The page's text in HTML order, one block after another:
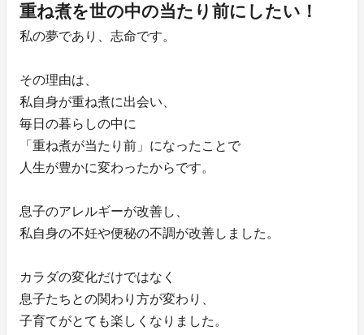
重ね煮を世の中の当たり前にしたい！
私の夢であり、志命です。
その理由は、
私自身が重ね煮に出会い、
毎日の暮らしの中に
「重ね煮が当たり前」になったことで
人生が豊かに変わったからです。
息子のアレルギーが改善し、
私自身の不妊や便秘の不調が改善しました。
カラダの変化だけではなく
息子たちとの関わり方が変わり、
子育てがとても楽しくなりました。